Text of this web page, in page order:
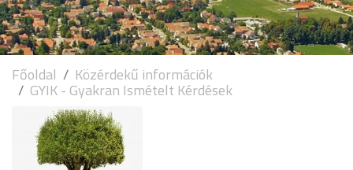
Főoldal Közérdekű információk
GYIK - Gyakran Ismételt Kérdések